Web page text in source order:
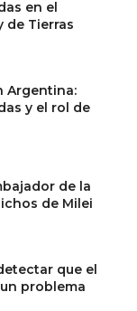
en el
de Tierras
Argentina:
y el rol de
de la
de Milei
que el
problema